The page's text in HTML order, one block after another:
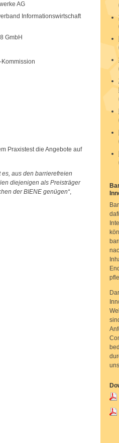
AG
Informationswirtschaft
GmbH
-Kommission
Praxistest die Angebote auf
aus den barrierefreien
diejenigen als Preisträger
der BIENE genügen ,